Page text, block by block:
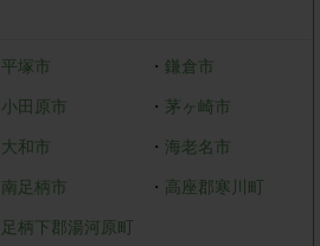
平塚市 ・ 鎌倉市
小田原市 ・ 茅ヶ崎市
大和市 ・ 海老名市
南足柄市 ・ 高座郡寒川町
足柄下郡湯河原町